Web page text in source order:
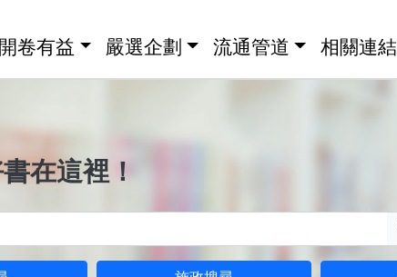
卷有益 嚴選企劃 流通管道 相關連結
在這裡！